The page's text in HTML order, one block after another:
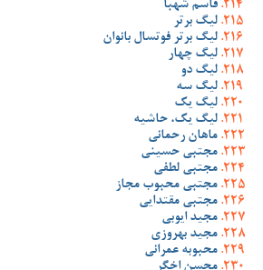
قاسم شهبا
لیگ برتر
لیگ برتر فوتسال بانوان
لیگ چهار
لیگ دو
لیگ سه
لیگ یک
لیگ یک، حاشیه
ماهان رحمانی
مجتبی حسینی
مجتبی لطفی
مجتبی محبوب مجاز
مجتبی مقتدایی
مجید ایوبی
مجید بهروزی
محبوبه عمرانی